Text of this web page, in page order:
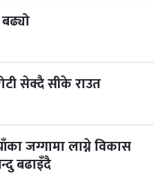
सेक्दै सीके राउत
जग्गामा लाग्ने विकास
बढाइँदै